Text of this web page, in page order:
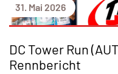
31. Mai 2026
DC Tower Run
Rennbericht